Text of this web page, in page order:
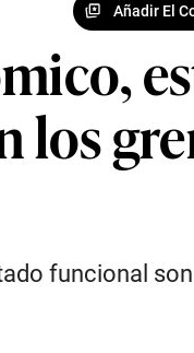
Añadir El
los
funcional